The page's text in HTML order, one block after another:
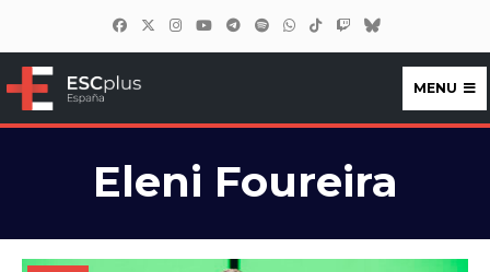
ESCplus España
MENU
Eleni Foureira